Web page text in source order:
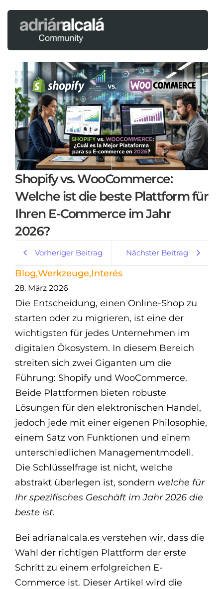
Shopify vs. WooCommerce:
Welche ist die beste Plattform für
Ihren E-Commerce im Jahr
2026?
Vorheriger Beitrag Nächster Beitrag
Blog,Werkzeuge,Interés
28. März 2026
Die Entscheidung, einen Online-Shop zu
starten oder zu migrieren, ist eine der
wichtigsten für jedes Unternehmen im
digitalen Ökosystem. In diesem Bereich
streiten sich zwei Giganten um die
Führung: Shopify und WooCommerce.
Beide Plattformen bieten robuste
Lösungen für den elektronischen Handel,
jedoch jede mit einer eigenen Philosophie,
einem Satz von Funktionen und einem
unterschiedlichen Managementmodell.
Die Schlüsselfrage ist nicht, welche
abstrakt überlegen ist, sondern welche für
Ihr spezifisches Geschäft im Jahr 2026 die
beste ist.
Bei adrianalcala.es verstehen wir, dass die
Wahl der richtigen Plattform der erste
Schritt zu einem erfolgreichen E-
Commerce ist. Dieser Artikel wird die